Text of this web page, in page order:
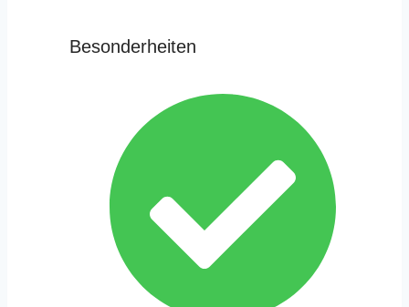
Besonderheiten